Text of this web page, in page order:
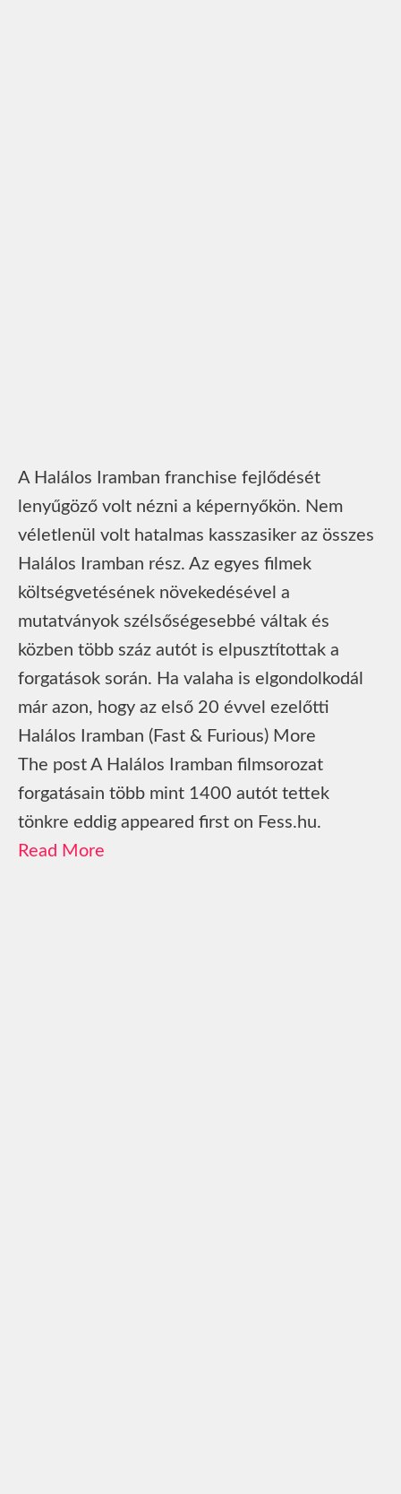
A Halálos Iramban franchise fejlődését
lenyűgöző volt nézni a képernyőkön. Nem
véletlenül volt hatalmas kasszasiker az összes
Halálos Iramban rész. Az egyes filmek
költségvetésének növekedésével a
mutatványok szélsőségesebbé váltak és
közben több száz autót is elpusztítottak a
forgatások során. Ha valaha is elgondolkodál
már azon, hogy az első 20 évvel ezelőtti
Halálos Iramban (Fast & Furious) More
The post A Halálos Iramban filmsorozat
forgatásain több mint 1400 autót tettek
tönkre eddig appeared first on Fess.hu.
Read More